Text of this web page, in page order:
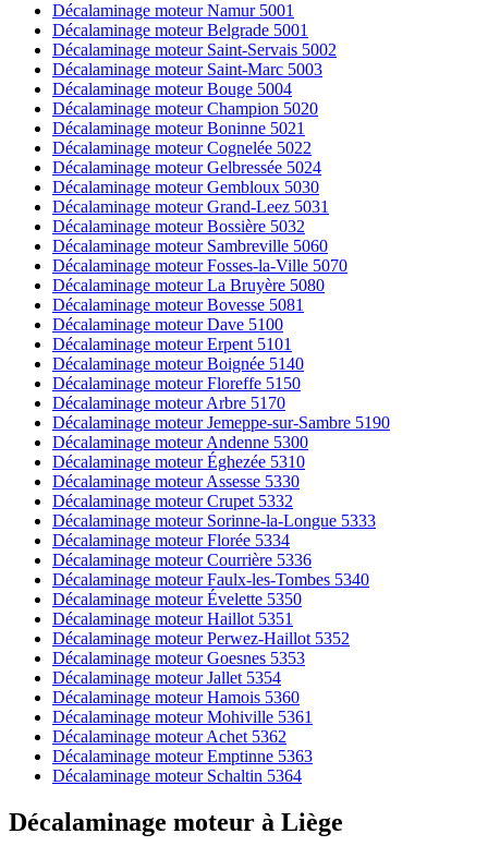
Décalaminage moteur Namur 5001
Décalaminage moteur Belgrade 5001
Décalaminage moteur Saint-Servais 5002
Décalaminage moteur Saint-Marc 5003
Décalaminage moteur Bouge 5004
Décalaminage moteur Champion 5020
Décalaminage moteur Boninne 5021
Décalaminage moteur Cognelée 5022
Décalaminage moteur Gelbressée 5024
Décalaminage moteur Gembloux 5030
Décalaminage moteur Grand-Leez 5031
Décalaminage moteur Bossière 5032
Décalaminage moteur Sambreville 5060
Décalaminage moteur Fosses-la-Ville 5070
Décalaminage moteur La Bruyère 5080
Décalaminage moteur Bovesse 5081
Décalaminage moteur Dave 5100
Décalaminage moteur Erpent 5101
Décalaminage moteur Boignée 5140
Décalaminage moteur Floreffe 5150
Décalaminage moteur Arbre 5170
Décalaminage moteur Jemeppe-sur-Sambre 5190
Décalaminage moteur Andenne 5300
Décalaminage moteur Éghezée 5310
Décalaminage moteur Assesse 5330
Décalaminage moteur Crupet 5332
Décalaminage moteur Sorinne-la-Longue 5333
Décalaminage moteur Florée 5334
Décalaminage moteur Courrière 5336
Décalaminage moteur Faulx-les-Tombes 5340
Décalaminage moteur Évelette 5350
Décalaminage moteur Haillot 5351
Décalaminage moteur Perwez-Haillot 5352
Décalaminage moteur Goesnes 5353
Décalaminage moteur Jallet 5354
Décalaminage moteur Hamois 5360
Décalaminage moteur Mohiville 5361
Décalaminage moteur Achet 5362
Décalaminage moteur Emptinne 5363
Décalaminage moteur Schaltin 5364
Décalaminage moteur à Liège